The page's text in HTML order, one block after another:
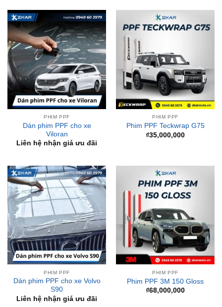
PHIM PPF
Dán phim PPF cho xe
Viloran
Liên hệ nhận giá ưu đãi
PHIM PPF
Phim PPF Teckwrap G75
₫35,000,000
PHIM PPF
Dán phim PPF cho xe Volvo
S90
Liên hệ nhận giá ưu đãi
PHIM PPF
Phim PPF 3M 150 Gloss
₫68,000,000